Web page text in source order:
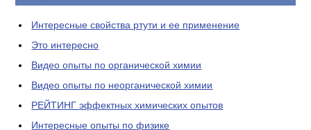
Интересные свойства ртути и ее применение
Это интересно
Видео опыты по органической химии
Видео опыты по неорганической химии
РЕЙТИНГ эффектных химических опытов
Интересные опыты по физике